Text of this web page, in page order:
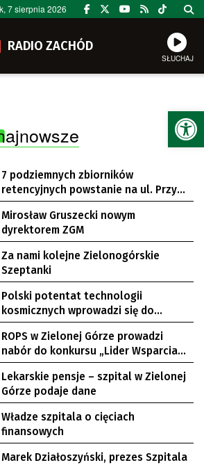
7 sierpnia 2026
RADIO ZACHÓD
SŁUCHAJ
7 podziemnych zbiorników
retencyjnych powstanie na ul. Przy
Gazowni
Mirosław Gruszecki nowym
dyrektorem ZGM
Za nami kolejne Zielonogórskie
Szeptanki
Polski potentat technologii
kosmicznych wprowadzi się do
Zielonej Góry
ROPS w Zielonej Górze prowadzi
nabór do konkursu „Lider Wsparcia
Seniora”
Lekarskie pensje – szpital w Zielonej
Górze podaje dane
Władze szpitala o cięciach
finansowych
Marek Działoszyński, prezes Szpitala